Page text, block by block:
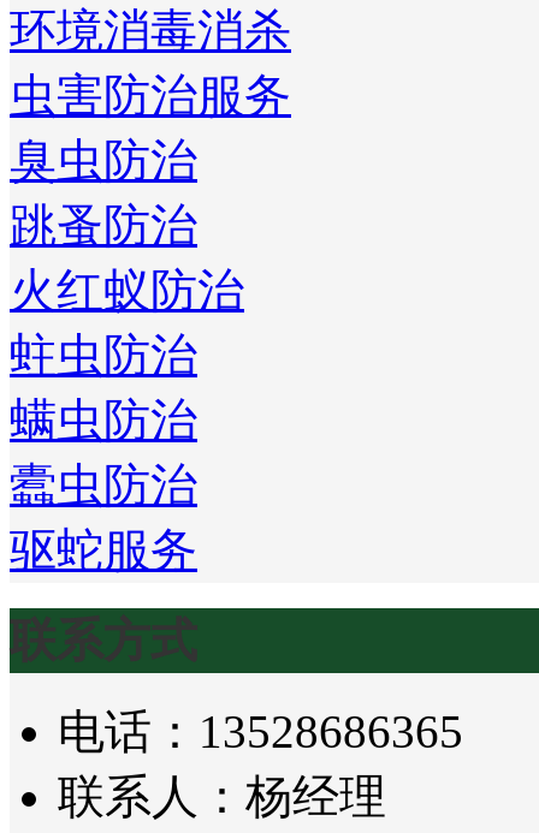
环境消毒消杀
虫害防治服务
臭虫防治
跳蚤防治
火红蚁防治
蛀虫防治
螨虫防治
蠹虫防治
驱蛇服务
联系方式
电话：13528686365
联系人：杨经理